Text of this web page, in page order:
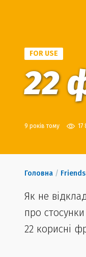
FOR USE
22
9 років тому 17
Головна /
Як не
про
22 корисні